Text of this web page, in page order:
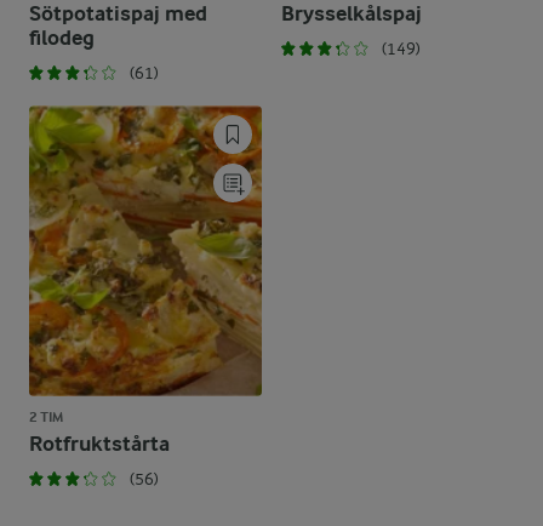
Sötpotatispaj med
filodeg
(61)
Brysselkålspaj
(149)
2 TIM
Rotfruktstårta
(56)